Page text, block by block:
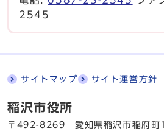
2545
サイトマップ サイト運営方針
稲沢市役所
〒492-8269 愛知県稲沢市稲府町1